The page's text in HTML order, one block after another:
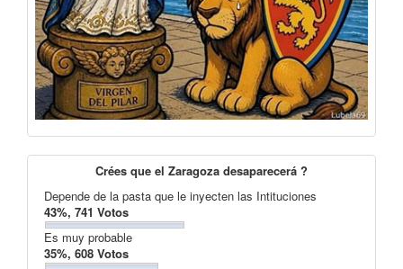
Crées que el Zaragoza desaparecerá ?
Depende de la pasta que le inyecten las Intituciones
43%, 741 Votos
Es muy probable
35%, 608 Votos